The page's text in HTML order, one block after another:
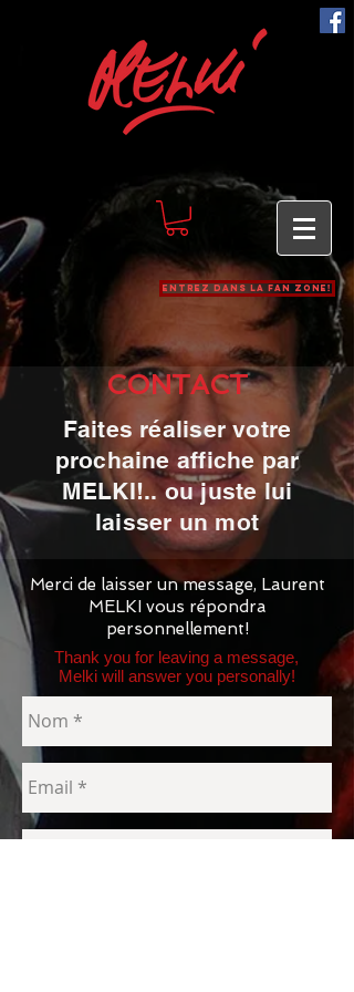
Entrez dans la Fan zone!
CONTACT
Faites réaliser votre
prochaine affiche par
MELKI!.. ou juste lui
laisser un mot
Merci de laisser un message, Laurent
MELKI vous répondra
personnellement!
Thank you for leaving a message,
Melki will answer you personally!